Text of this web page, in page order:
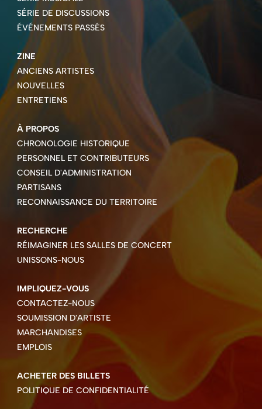
SÉRIE DE DISCUSSIONS
ÉVÉNEMENTS PASSÉS
ZINE
ANCIENS ARTISTES
NOUVELLES
ENTRETIENS
À PROPOS
CHRONOLOGIE HISTORIQUE
PERSONNEL ET CONTRIBUTEURS
CONSEIL D'ADMINISTRATION
PARTISANS
RECONNAISSANCE DU TERRITOIRE
RECHERCHE
RÉIMAGINER LES SALLES DE CONCERT
UNISSONS-NOUS
IMPLIQUEZ-VOUS
CONTACTEZ-NOUS
SOUMISSION D'ARTISTE
MARCHANDISES
EMPLOIS
ACHETER DES BILLETS
POLITIQUE DE CONFIDENTIALITÉ